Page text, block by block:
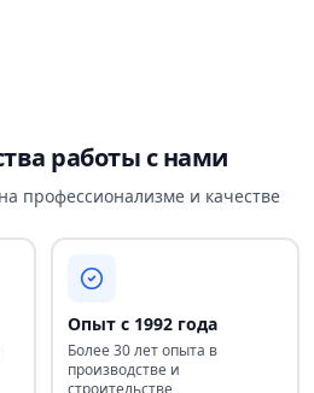
работы с нами
профессионализме и качестве
Опыт с 1992 года
Более 30 лет опыта в
производстве и